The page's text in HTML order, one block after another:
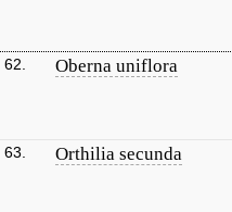
62. Oberna uniflora
63. Orthilia secunda